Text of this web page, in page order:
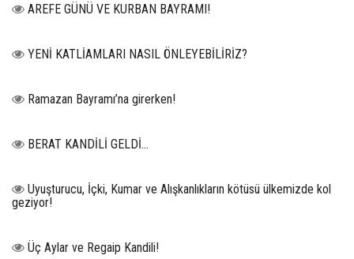
AREFE GÜNÜ VE KURBAN BAYRAMI!
YENİ KATLİAMLARI NASIL ÖNLEYEBİLİRİZ?
Ramazan Bayramı’na girerken!
BERAT KANDİLİ GELDİ...
Uyuşturucu, İçki, Kumar ve Alışkanlıkların kötüsü ülkemizde kol
geziyor!
Üç Aylar ve Regaip Kandili!